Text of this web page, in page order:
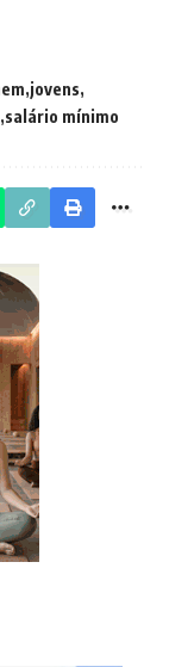
jovens
salário mínimo